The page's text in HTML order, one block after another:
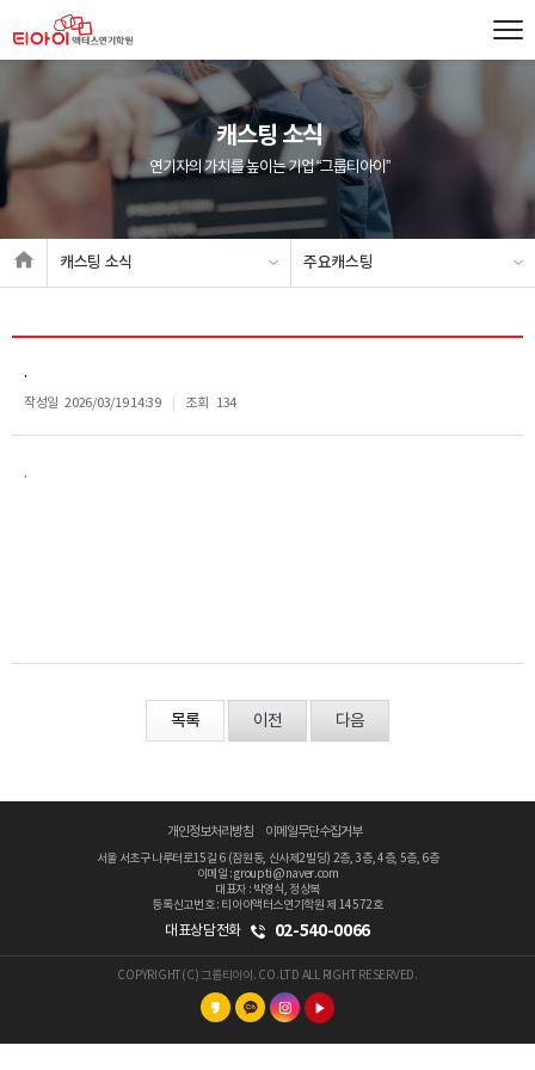
캐스팅 소식
연기자의 가치를 높이는 기업 “그룹티아이”
캐스팅 소식 주요캐스팅
.
작성일 2026/03/19 14:39 조회 134
.
목록 이전 다음
개인정보처리방침 이메일무단수집거부
서울 서초구 나루터로15길 6 (잠원동, 신사제2빌딩) 2층, 3층, 4층, 5층, 6층
이메일 : groupti@naver.com
대표자 : 박영식, 정상복
등록신고번호 : 티아이액터스연기학원 제 14572호
대표상담전화 02-540-0066
COPYRIGHT(C) 그룹티아이. CO.LTD ALL RIGHT RESERVED.